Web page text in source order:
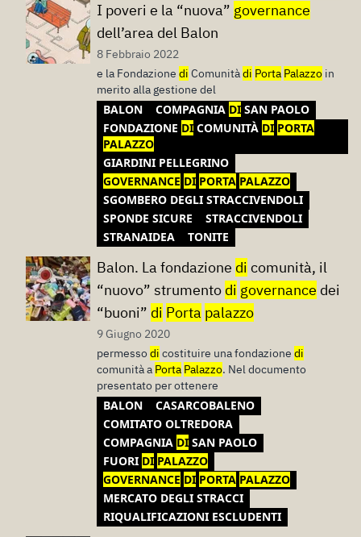
I poveri e la “nuova” governance
dell’area del Balon
8 Febbraio 2022
e la Fondazione di Comunitàdi Porta Palazzo in
merito alla gestione del
BALON COMPAGNIA DI SAN PAOLO
FONDAZIONE DI COMUNITÀ DI PORTA
PALAZZO
GIARDINI PELLEGRINO
GOVERNANCE DI PORTA PALAZZO
SGOMBERO DEGLI STRACCIVENDOLI
SPONDE SICURE
STRACCIVENDOLI
STRANAIDEA
TONITE
Balon. La fondazione di comunità, il
“nuovo” strumento di governance dei
“buoni” di Porta palazzo
9 Giugno 2020
permessodi costituire una fondazione di
comunità a Porta Palazzo. Nel documento
presentato per ottenere
BALON
CASARCOBALENO
COMITATO OLTREDORA
COMPAGNIA DI SAN PAOLO
FUORI DI PALAZZO
GOVERNANCE DI PORTA PALAZZO
MERCATO DEGLI STRACCI
RIQUALIFICAZIONI ESCLUDENTI